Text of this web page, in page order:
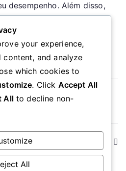
desempenho. Além disso,
na seleção e no
more
your experience,
and analyze
which cookies to
. Click Accept All
Allto decline non-
All